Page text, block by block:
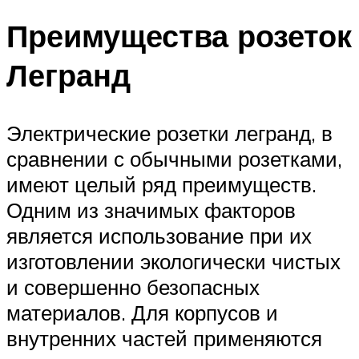
Преимущества розеток
Легранд
Электрические розетки легранд, в
сравнении с обычными розетками,
имеют целый ряд преимуществ.
Одним из значимых факторов
является использование при их
изготовлении экологически чистых
и совершенно безопасных
материалов. Для корпусов и
внутренних частей применяются